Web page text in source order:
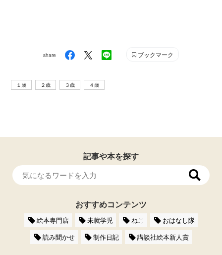
share ブックマーク
１歳 ２歳 ３歳 ４歳
記事や本を探す
おすすめコンテンツ
絵本専門店 未就学児 ねこ
おはなし隊
読み聞かせ
制作日記 講談社絵本新人賞